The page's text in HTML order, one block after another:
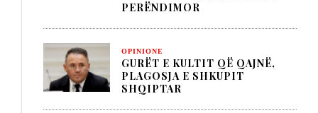
PERËNDIMOR
OPINIONE
GURËT E KULTIT QË QAJNË,
PLAGOSJA E SHKUPIT
SHQIPTAR